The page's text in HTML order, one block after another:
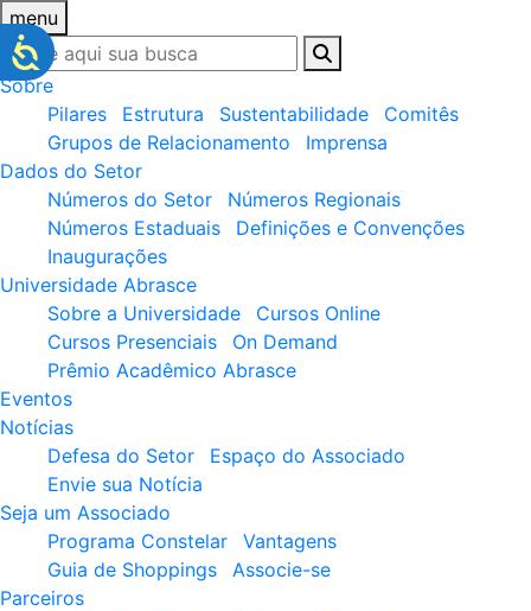
menu
Sobre
Pilares
Estrutura Sustentabilidade
Comitês
Grupos de Relacionamento
Imprensa
Dados do Setor
Números do Setor
Números Regionais
Números Estaduais
Definições e Convenções
Inaugurações
Universidade Abrasce
Sobre a Universidade
Cursos Online
Cursos Presenciais
On Demand
Prêmio Acadêmico Abrasce
Eventos
Notícias
Defesa do Setor
Espaço do Associado
Envie sua Notícia
Seja um Associado
Programa Constelar
Vantagens
Guia de Shoppings
Associe-se
Parceiros